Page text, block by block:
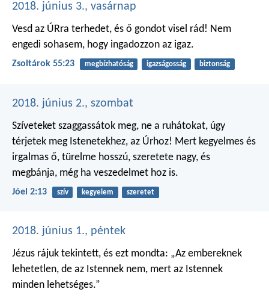
2018. június 3., vasárnap
Vesd az ÚRra terhedet, és ő gondot visel rád! Nem
engedi sohasem, hogy ingadozzon az igaz.
Zsoltárok 55:23 megbízhatóság igazságosság biztonság
2018. június 2., szombat
Szíveteket szaggassátok meg, ne a ruhátokat, úgy
térjetek megIstenetekhez, az Úrhoz! Mert kegyelmes és
irgalmas ő, türelme hosszú, szeretete nagy, és
megbánja, még ha veszedelmet hoz is.
Jóel 2:13 szív kegyelem szeretet
2018. június 1., péntek
Jézus rájuk tekintett, és ezt mondta: „Az embereknek
lehetetlen, de az Istennek nem, mert az Istennek
minden lehetséges.”